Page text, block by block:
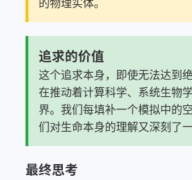
的物理实体。
追求的价值
这个追求本身，即使无法达到
在推动着计算科学、系统生物
界。我们每填补一个模拟中的
们对生命本身的理解又深刻了一
最终思考